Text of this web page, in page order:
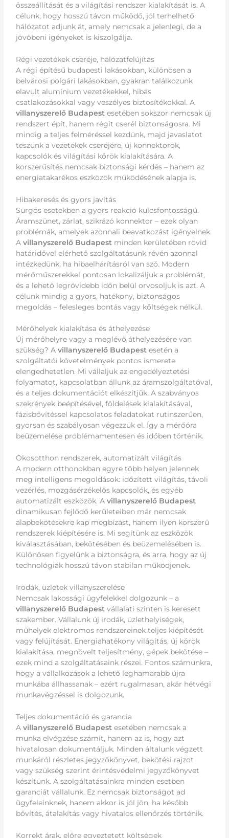
összeállítását és a világítási rendszer kialakítását is. A
célunk, hogy hosszú távon működő, jól terhelhető
hálózatot adjunk át, amely nemcsak a jelenlegi, de a
jövőbeni igényeket is kiszolgálja.
Régi vezetékek cseréje, hálózatfelújítás
A régi építésű budapesti lakásokban, különösen a
belvárosi polgári lakásokban, gyakran találkozunk
elavult alumínium vezetékekkel, hibás
csatlakozásokkal vagy veszélyes biztosítékokkal. A
villanyszerelő Budapest esetében sokszor nemcsak új
rendszert épít, hanem régit cserél biztonságosra. Mi
mindig a teljes felméréssel kezdünk, majd javaslatot
teszünk a vezetékek cseréjére, új konnektorok,
kapcsolók és világítási körök kialakítására. A
korszerűsítés nemcsak biztonsági kérdés – hanem az
energiatakarékos eszközök működésének alapja is.
Hibakeresés és gyors javítás
Sürgős esetekben a gyors reakció kulcsfontosságú.
Áramszünet, zárlat, szikrázó konnektor – ezek olyan
problémák, amelyek azonnali beavatkozást igényelnek.
Avillanyszerelő Budapest minden kerületében rövid
határidővel elérhető szolgáltatásunk révén azonnal
intézkedünk, ha hibaelhárításról van szó. Modern
mérőműszerekkel pontosan lokalizáljuk a problémát,
és a lehető legrövidebb időn belül orvosoljuk is azt. A
célunk mindig a gyors, hatékony, biztonságos
megoldás – felesleges bontás vagy költségek nélkül.
Mérőhelyek kialakítása és áthelyezése
Új mérőhelyre vagy a meglévő áthelyezésére van
szükség? Avillanyszerelő Budapest esetén a
szolgáltatói követelmények pontos ismerete
elengedhetetlen. Mi vállaljuk az engedélyeztetési
folyamatot, kapcsolatban állunk az áramszolgáltatóval,
és a teljes dokumentációt elkészítjük. A szabványos
szekrények beépítésével, földelések kialakításával,
fázisbővítéssel kapcsolatos feladatokat rutinszerűen,
gyorsan és szabályosan végezzük el. Így a mérőóra
beüzemelése problémamentesen és időben történik.
Okosotthon rendszerek, automatizált világítás
A modern otthonokban egyre több helyen jelennek
meg intelligens megoldások: időzített világítás, távoli
vezérlés, mozgásérzékelős kapcsolók, és egyéb
automatizált eszközök. Avillanyszerelő Budapest
dinamikusan fejlődő kerületeiben már nemcsak
alapbekötésekre kap megbízást, hanem ilyen korszerű
rendszerek kiépítésére is. Mi segítünk az eszközök
kiválasztásában, bekötésében és beüzemelésében is.
Különösen figyelünk a biztonságra, és arra, hogy az új
technológiák hosszú távon stabilan működjenek.
Irodák, üzletek villanyszerelése
Nemcsak lakossági ügyfelekkel dolgozunk – a
villanyszerelő Budapest vállalati szinten is keresett
szakember. Vállalunk új irodák, üzlethelyiségek,
műhelyek elektromos rendszereinek teljes kiépítését
vagy felújítását. Energiahatékony világítás, új körök
kialakítása, megnövelt teljesítmény, gépek bekötése –
ezek mind a szolgáltatásaink részei. Fontos számunkra,
hogy a vállalkozások a lehető leghamarabb újra
munkába állhassanak – ezért rugalmasan, akár hétvégi
munkavégzéssel is dolgozunk.
Teljes dokumentáció és garancia
Avillanyszerelő Budapest esetében nemcsak a
munka elvégzése számít, hanem az is, hogy azt
hivatalosan dokumentáljuk. Minden általunk végzett
munkáról részletes jegyzőkönyvet, bekötési rajzot
vagy szükség szerint érintésvédelmi jegyzőkönyvet
készítünk. A szolgáltatásainkra minden esetben
garanciát vállalunk. Ez nemcsak biztonságot ad
ügyfeleinknek, hanem akkor is jól jön, ha később
bővítés, átalakítás vagy hivatalos ellenőrzés történik.
Korrekt árak, előre egyeztetett költségek